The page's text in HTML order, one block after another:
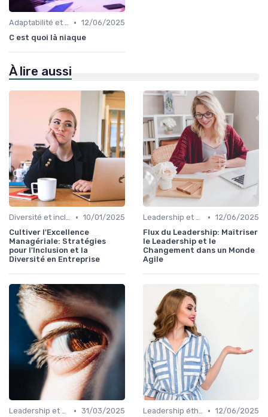
Adaptabilité et résilience • 12/06/2025
C est quoi là niaque
À lire aussi
Diversité et inclusion • 10/01/2025
Cultiver l'Excellence
Managériale: Stratégies
pour l'Inclusion et la
Diversité en Entreprise
Leadership et changement • 12/06/2025
Flux du Leadership: Maîtriser
le Leadership et le
Changement dans un Monde
Agile
Leadership et changement • 31/03/2025
Leadership éthique • 12/06/2025